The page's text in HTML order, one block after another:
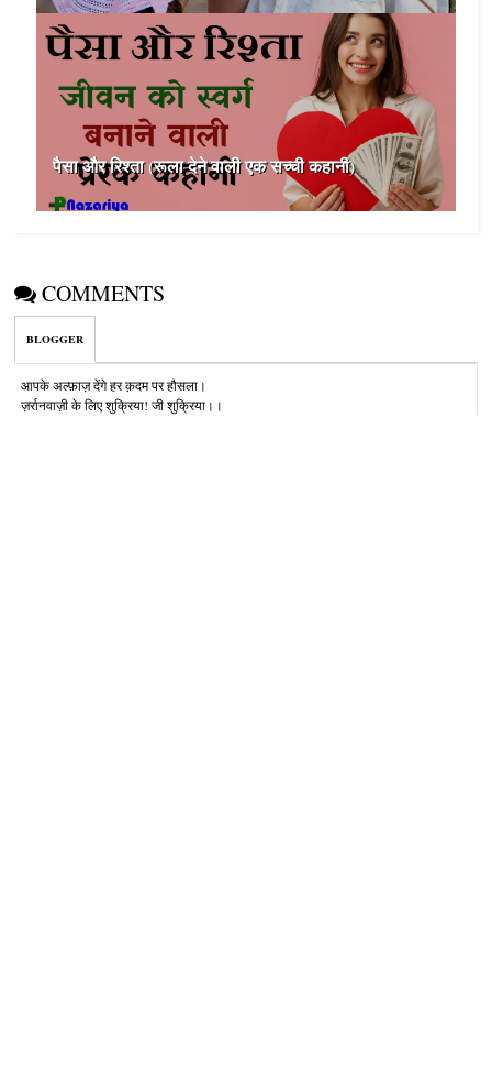
पैसा और रिश्ता (रूला देने वाली एक सच्ची कहानी)
COMMENTS
BLOGGER
आपके अल्‍फ़ाज़ देंगे हर क़दम पर हौसला।
ज़र्रानवाज़ी के लिए शुक्रिया! जी शुक्रिया।।